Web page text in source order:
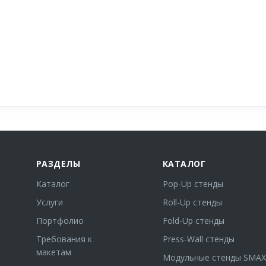
РАЗДЕЛЫ
Каталог
Услуги
Портфолио
Требования к
макетам
КАТАЛОГ
Pop-Up стенды
Roll-Up стенды
Fold-Up стенды
Press-Wall стенды
Модульные стенды SMAX